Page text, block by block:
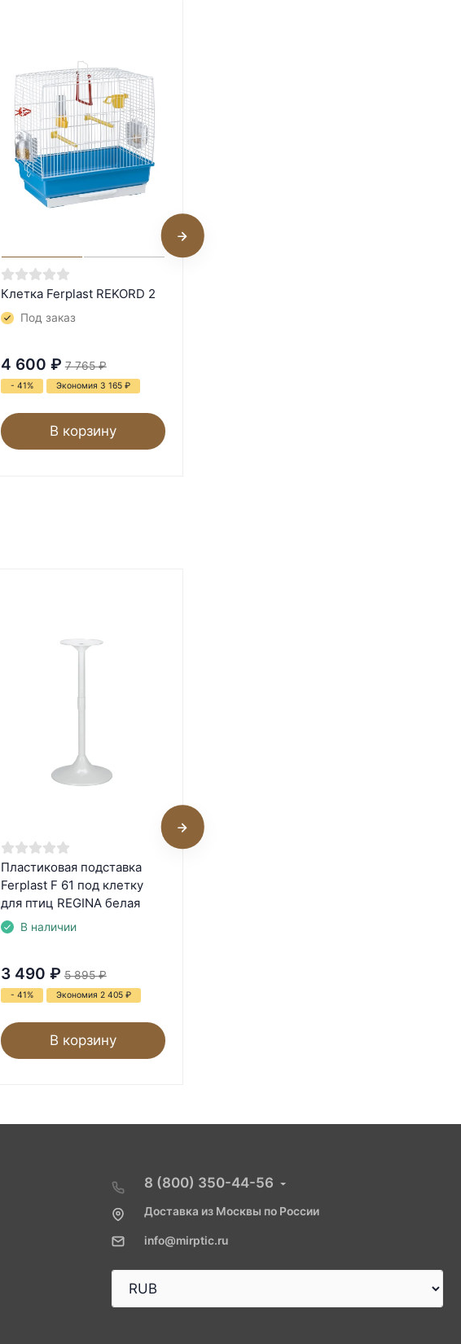
Клетка Ferplast REKORD 2
Под заказ
4 600 ₽ 7 765 ₽
- 41% Экономия 3 165 ₽
В корзину
Пластиковая подставка
Ferplast F 61 под клетку
для птиц REGINA белая
В наличии
3 490 ₽ 5 895 ₽
- 41% Экономия 2 405 ₽
В корзину
8 (800) 350-44-56
Доставка из Москвы по России
info@mirptic.ru